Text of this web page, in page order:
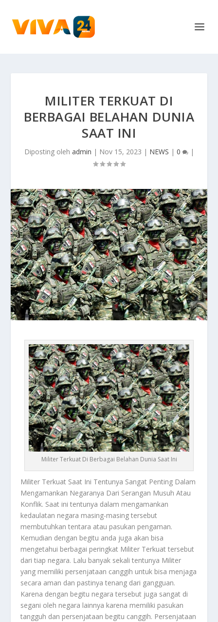
MILITER TERKUAT DI
BERBAGAI BELAHAN DUNIA
SAAT INI
Diposting oleh admin | Nov 15, 2023 | NEWS | 0 |
Militer Terkuat Di Berbagai Belahan Dunia Saat Ini
Militer Terkuat Saat Ini Tentunya Sangat Penting Dalam
Mengamankan Negaranya Dari Serangan Musuh Atau
Konflik. Saat ini tentunya dalam mengamankan
kedaulatan negara masing-masing tersebut
membutuhkan tentara atau pasukan pengaman.
Kemudian dengan begitu anda juga akan bisa
mengetahui berbagai peringkat Militer Terkuat tersebut
dari tiap negara. Lalu banyak sekali tentunya Militer
yang memiliki persenjataan canggih untuk bisa menjaga
secara aman dan pastinya tenang dari gangguan.
Karena dengan begitu negara tersebut juga sangat di
segani oleh negara lainnya karena memiliki pasukan
tangguh dan persenjataan begitu canggih. Persenjataan